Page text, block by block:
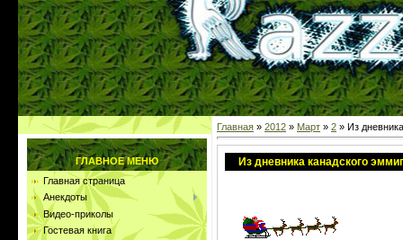
ГЛАВНОЕ МЕНЮ
Главная страница
Анекдоты
Видео-приколы
Гостевая книга
Главная » 2012 » Март » 2 » Из
Из дневника канадского